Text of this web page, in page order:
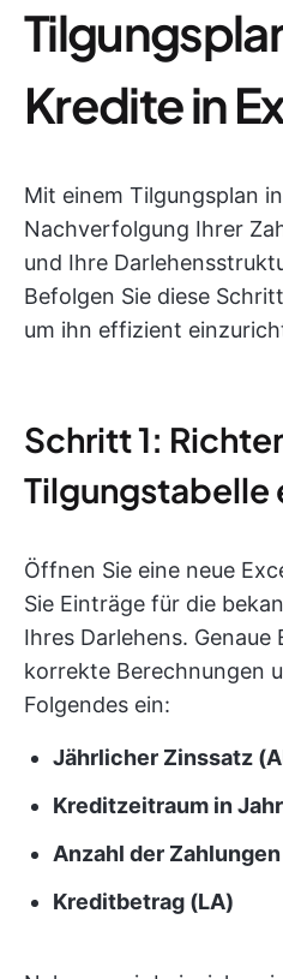
Kredite in
Mit einem Tilgungsplan
Nachverfolgung Ihrer
und Ihre
Befolgen Sie diese
um ihn effizient
Schritt 1:
Tilgungstabelle
Öffnen Sie eine neue
Sie Einträge für die
Ihres Darlehens.
korrekte Berechnungen
Folgendes ein:
Jährlicher Zinssatz
Kreditzeitraum in
Anzahl der
Kreditbetrag (LA)